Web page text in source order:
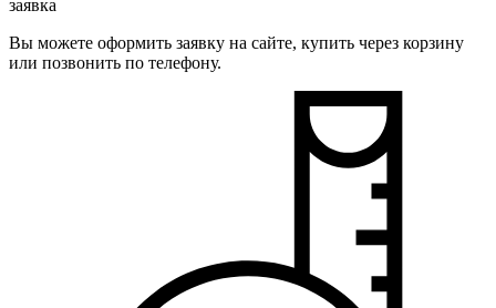
заявка
Вы можете оформить заявку на сайте, купить через корзину
или позвонить по телефону.